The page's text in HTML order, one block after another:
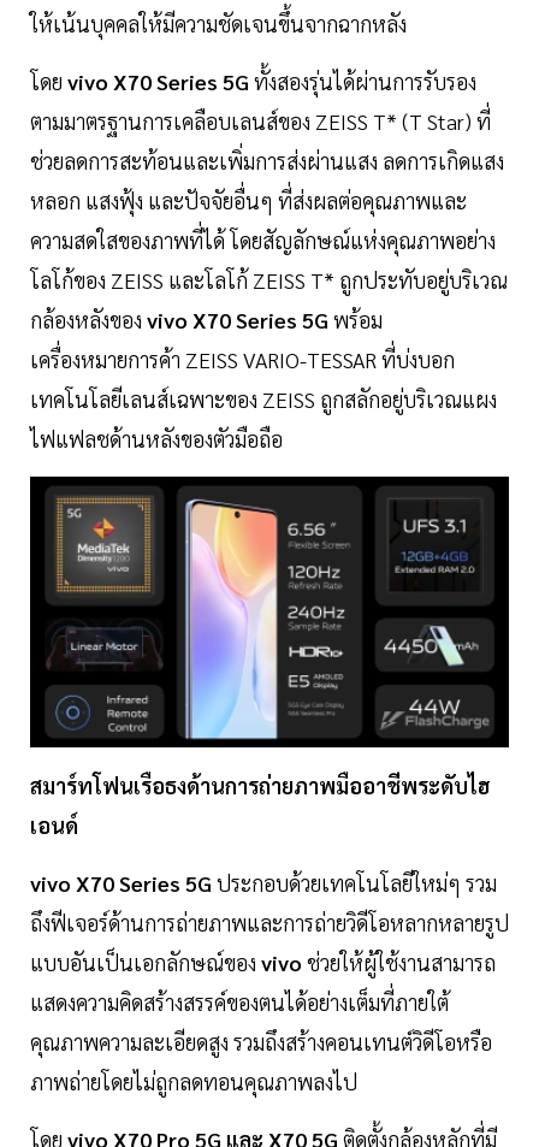
ให้เน้นบุคคลให้มีความชัดเจนขึ้นจากฉากหลัง
โดย vivo X70 Series 5G ทั้งสองรุ่นได้ผ่านการรับรอง
ตามมาตรฐานการเคลือบเลนส์ของ ZEISS T* (T Star) ที่
ช่วยลดการสะท้อนและเพิ่มการส่งผ่านแสง ลดการเกิดแสง
หลอก แสงฟุ้ง และปัจจัยอื่นๆ ที่ส่งผลต่อคุณภาพและ
ความสดใสของภาพที่ได้ โดยสัญลักษณ์แห่งคุณภาพอย่าง
โลโก้ของ ZEISS และโลโก้ ZEISS T* ถูกประทับอยู่บริเวณ
กล้องหลังของ vivo X70 Series 5G พร้อม
เครื่องหมายการค้า ZEISS VARIO-TESSAR ที่บ่งบอก
เทคโนโลยีเลนส์เฉพาะของ ZEISS ถูกสลักอยู่บริเวณแผง
ไฟแฟลชด้านหลังของตัวมือถือ
สมาร์ทโฟนเรือธงด้านการถ่ายภาพมืออาชีพระดับไฮ
เอนด์
vivo X70 Series 5G ประกอบด้วยเทคโนโลยีใหม่ๆ รวม
ถึงฟีเจอร์ด้านการถ่ายภาพและการถ่ายวิดีโอหลากหลายรูป
แบบอันเป็นเอกลักษณ์ของ vivo ช่วยให้ผู้ใช้งานสามารถ
แสดงความคิดสร้างสรรค์ของตนได้อย่างเต็มที่ภายใต้
คุณภาพความละเอียดสูง รวมถึงสร้างคอนเทนต์วิดีโอหรือ
ภาพถ่ายโดยไม่ถูกลดทอนคุณภาพลงไป
โดย vivo X70 Pro 5G และ X70 5G ติดตั้งกล้องหลักที่มี